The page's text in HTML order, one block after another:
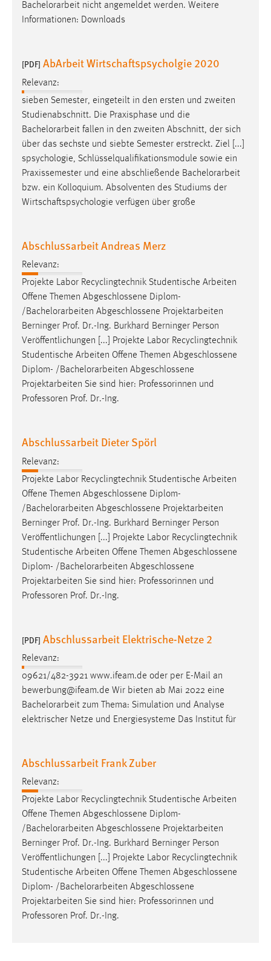
Bachelorarbeit nicht angemeldet werden. Weitere
Informationen: Downloads
[PDF] AbArbeit Wirtschaftspsycholgie 2020
Relevanz:
sieben Semester, eingeteilt in den ersten und zweiten
Studienabschnitt. Die Praxisphase und die
Bachelorarbeit fallen in den zweiten Abschnitt, der sich
über das sechste und siebte Semester erstreckt. Ziel [...]
spsychologie, Schlüsselqualifikationsmodule sowie ein
Praxissemester und eine abschließende Bachelorarbeit
bzw. ein Kolloquium. Absolventen des Studiums der
Wirtschaftspsychologie verfügen über große
Abschlussarbeit Andreas Merz
Relevanz:
Projekte Labor Recyclingtechnik Studentische Arbeiten
Offene Themen Abgeschlossene Diplom-
/ Bachelorarbeiten Abgeschlossene Projektarbeiten
Berninger Prof. Dr.-Ing. Burkhard Berninger Person
Veröffentlichungen [...] Projekte Labor Recyclingtechnik
Studentische Arbeiten Offene Themen Abgeschlossene
Diplom- / Bachelorarbeiten Abgeschlossene
Projektarbeiten Sie sind hier: Professorinnen und
Professoren Prof. Dr.-Ing.
Abschlussarbeit Dieter Spörl
Relevanz:
Projekte Labor Recyclingtechnik Studentische Arbeiten
Offene Themen Abgeschlossene Diplom-
/Bachelorarbeiten Abgeschlossene Projektarbeiten
Berninger Prof. Dr.-Ing. Burkhard Berninger Person
Veröffentlichungen [...] Projekte Labor Recyclingtechnik
Studentische Arbeiten Offene Themen Abgeschlossene
Diplom- /Bachelorarbeiten Abgeschlossene
Projektarbeiten Sie sind hier: Professorinnen und
Professoren Prof. Dr.-Ing.
[PDF] Abschlussarbeit Elektrische-Netze 2
Relevanz:
09621/482-3921 www.ifeam.de oder per E-Mail an
bewerbung@ifeam.de Wir bieten ab Mai 2022 eine
Bachelorarbeit zum Thema: Simulation und Analyse
elektrischer Netze und Energiesysteme Das Institut für
Abschlussarbeit Frank Zuber
Relevanz:
Projekte Labor Recyclingtechnik Studentische Arbeiten
Offene Themen Abgeschlossene Diplom-
/Bachelorarbeiten Abgeschlossene Projektarbeiten
Berninger Prof. Dr.-Ing. Burkhard Berninger Person
Veröffentlichungen [...] Projekte Labor Recyclingtechnik
Studentische Arbeiten Offene Themen Abgeschlossene
Diplom- /Bachelorarbeiten Abgeschlossene
Projektarbeiten Sie sind hier: Professorinnen und
Professoren Prof. Dr.-Ing.